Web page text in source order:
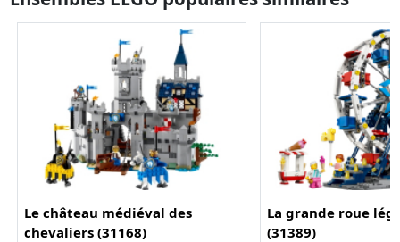
Le château médiéval des
chevaliers (31168)
La grande roue
(31389)